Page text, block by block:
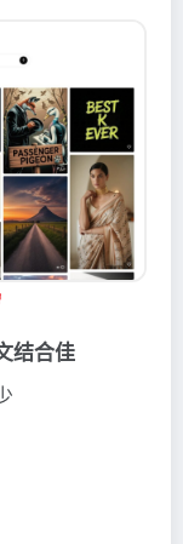
结合佳